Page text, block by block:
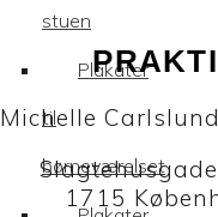
stuen
Plakater
til
børneværelset
Michelle
1715